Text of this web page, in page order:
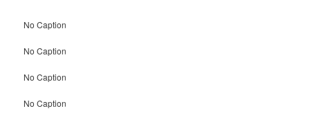
No Caption
No Caption
No Caption
No Caption